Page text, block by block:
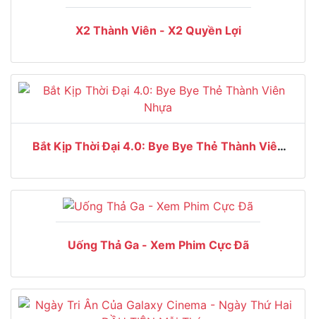
X2 Thành Viên - X2 Quyền Lợi
Bắt Kịp Thời Đại 4.0: Bye Bye Thẻ Thành Viên
Uống Thả Ga - Xem Phim Cực Đã